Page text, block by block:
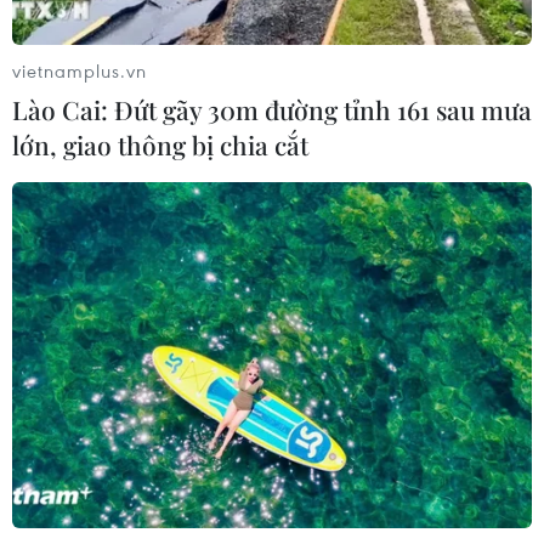
04/08/2026 13:20
Xem thêm
CƠ QUAN CHỦ QUẢN: THÔNG TẤN XÃ VIỆT NAM
Tổng Biên tập: TRẦN TIẾN DUẨN
Phó Tổng Biên tập: NGUYỄN THỊ TÁM, KHÚC THANH
THỦY
Sở hữu trí tuệ
Quy định sử dụng
RSS
Hỗ trợ
vietnamplus.vn
Lào Cai: Đứt gãy 30m đường tỉnh 161 sau mưa
lớn, giao thông bị chia cắt